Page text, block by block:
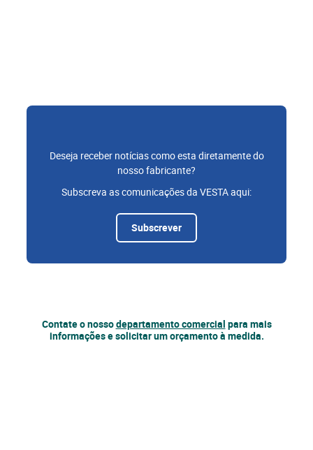
Deseja receber notícias como esta diretamente do
nosso fabricante?
Subscreva as comunicações da VESTA aqui:
Subscrever
Contate o nossodepartamento comercial para mais
informações e solicitar um orçamento à medida.